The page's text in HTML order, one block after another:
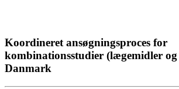
Koordineret ansøgningsproces for
kombinationsstudier (lægemidler
Danmark